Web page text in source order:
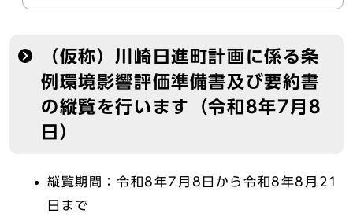
（仮称）川崎日進町計画に係る条
例環境影響評価準備書及び要約書
の縦覧を行います（令和8年7月8
日）
縦覧期間：令和8年7月8日から令和8年8月21
日まで